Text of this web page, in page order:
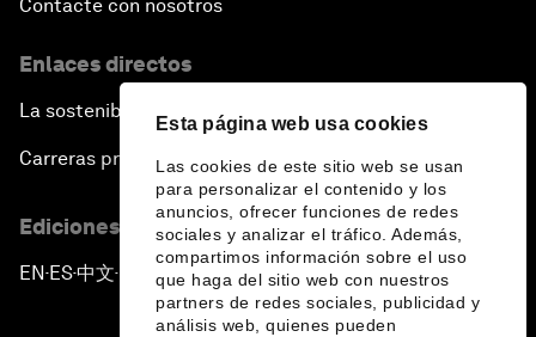
Esta página web usa cookies
Las cookies de este sitio web se usan
para personalizar el contenido y los
anuncios, ofrecer funciones de redes
sociales y analizar el tráfico. Además,
compartimos información sobre el uso
que haga del sitio web con nuestros
partners de redes sociales, publicidad y
análisis web, quienes pueden
Contacte con nosotros
Enlaces directos
La sostenibilidad en el Foro
Carreras profesionales
Ediciones en otros idiomas
EN ▪ES▪中文▪ 日本語